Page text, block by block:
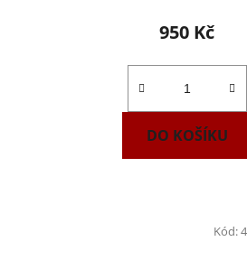
950 Kč
DO KOŠÍKU
Kód: